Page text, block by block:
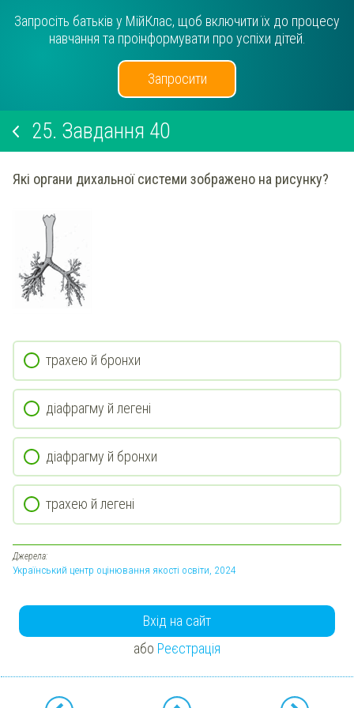
Запросіть батьків у МійКлас, щоб включити їх до процесу
навчання та проінформувати про успіхи дітей.
Запросити
25. Завдання 40
Які органи дихальної системи зображено на рисунку?
трахею й бронхи
діафрагму й легені
діафрагму й бронхи
трахею й легені
Джерела:
Український центр оцінювання якості освіти, 2024
Вхід на сайт
або Реєстрація